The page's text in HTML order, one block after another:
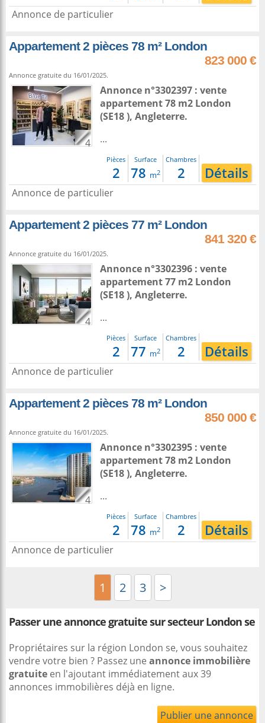
Annonce de particulier
Appartement 2 pièces 78 m² London
823 000 €
Annonce gratuite du 16/01/2025.
4
Annonce n°3302397 : vente
appartement 78 m2 London
(SE18 ), Angleterre.
...
Pièces
2
Surface
78 m2
Chambres
2 Détails
Annonce de particulier
Appartement 2 pièces 77 m² London
841 320 €
Annonce gratuite du 16/01/2025.
4
Annonce n°3302396 : vente
appartement 77 m2 London
(SE18 ), Angleterre.
...
Pièces
2
Surface
77 m2
Chambres
2 Détails
Annonce de particulier
Appartement 2 pièces 78 m² London
850 000 €
Annonce gratuite du 16/01/2025.
4
Annonce n°3302395 : vente
appartement 78 m2 London
(SE18 ), Angleterre.
...
Pièces
2
Surface
78 m2
Chambres
2 Détails
Annonce de particulier
1 2 3 >
Passer une annonce gratuite sur secteur London se
Propriétaires sur la région London se, vous souhaitez
vendre votre bien ? Passez une annonce immobilière
gratuite en l'ajoutant immédiatement aux 39
annonces immobilières déjà en ligne.
Publier une annonce